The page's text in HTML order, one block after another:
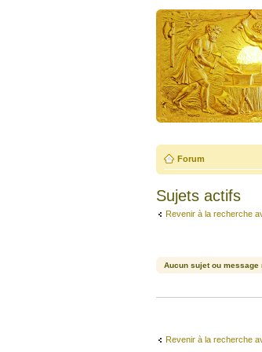
Forum
Sujets actifs
Revenir à la recherche
Aucun sujet ou
Revenir à la recherche